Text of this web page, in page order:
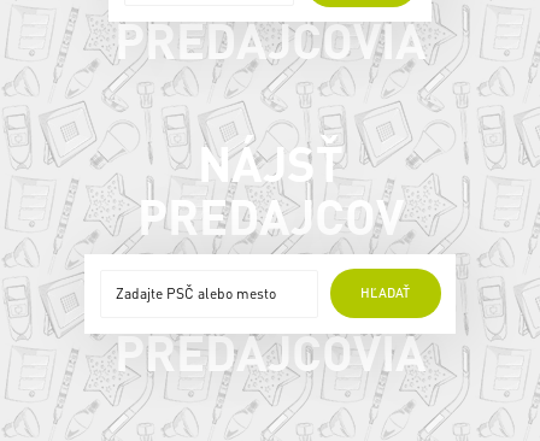
PREDAJCOVIA
NÁJSŤ
PREDAJCOV
HĽADAŤ
ONLINE
PREDAJCOVIA